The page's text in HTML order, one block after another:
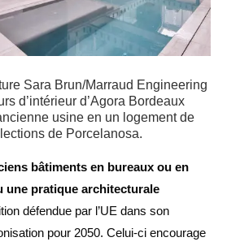
Sara Brun/Marraud Engineering
d’intérieur d’Agora Bordeaux
usine en un logement de
de Porcelanosa.
bâtiments en bureaux ou en
une pratique architecturale
défendue par l’UE dans son
pour 2050. Celui-ci encourage